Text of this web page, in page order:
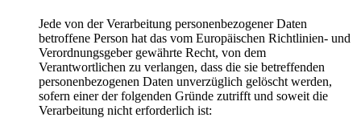
Jede von der Verarbeitung personenbezogener Daten
betroffene Person hat das vom Europäischen Richtlinien- und
Verordnungsgeber gewährte Recht, von dem
Verantwortlichen zu verlangen, dass die sie betreffenden
personenbezogenen Daten unverzüglich gelöscht werden,
sofern einer der folgenden Gründe zutrifft und soweit die
Verarbeitung nicht erforderlich ist: